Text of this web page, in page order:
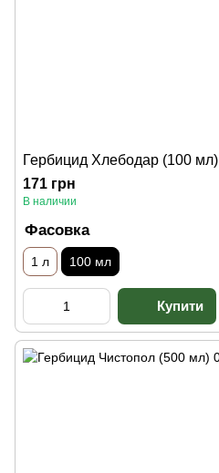
Гербицид Хлебодар (100 мл)
171 грн
В наличии
Фасовка
1 л 100 мл